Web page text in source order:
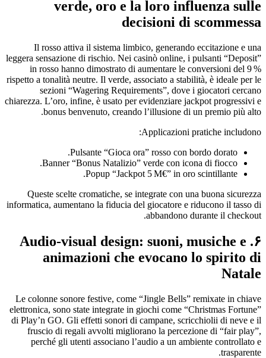
verde, oro e la loro influenza sulle
decisioni di scommessa
Il rosso attiva il sistema limbico, generando eccitazione e una
leggera sensazione di rischio. Nei casinò online, i pulsanti “Deposit”
in rosso hanno dimostrato di aumentare le conversioni del 9 %
rispetto a tonalità neutre. Il verde, associato a stabilità, è ideale per le
sezioni “Wagering Requirements”, dove i giocatori cercano
chiarezza. L’oro, infine, è usato per evidenziare jackpot progressivi e
bonus benvenuto, creando l’illusione di un premio più alto.
Applicazioni pratiche includono:
Pulsante “Gioca ora” rosso con bordo dorato.
Banner “Bonus Natalizio” verde con icona di fiocco.
Popup “Jackpot 5 M€” in oro scintillante.
Queste scelte cromatiche, se integrate con una buona sicurezza
informatica, aumentano la fiducia del giocatore e riducono il tasso di
abbandono durante il checkout.
۶. Audio‑visual design: suoni, musiche e
animazioni che evocano lo spirito di
Natale
Le colonne sonore festive, come “Jingle Bells” remixate in chiave
elettronica, sono state integrate in giochi come “Christmas Fortune”
di Play’n GO. Gli effetti sonori di campane, scricchiolii di neve e il
fruscio di regali avvolti migliorano la percezione di “fair play”,
perché gli utenti associano l’audio a un ambiente controllato e
trasparente.